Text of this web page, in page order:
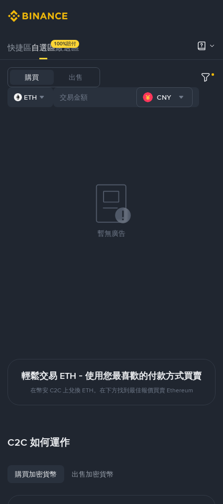
快捷區自選區嚴選區
100%賠付
購買 出售
ETH CNY
暫無廣告
輕鬆交易 ETH - 使用您最喜歡的付款方式買賣
在幣安 C2C 上兌換 ETH。在下方找到最佳報價買賣 Ethereum
C2C 如何運作
購買加密貨幣 出售加密貨幣